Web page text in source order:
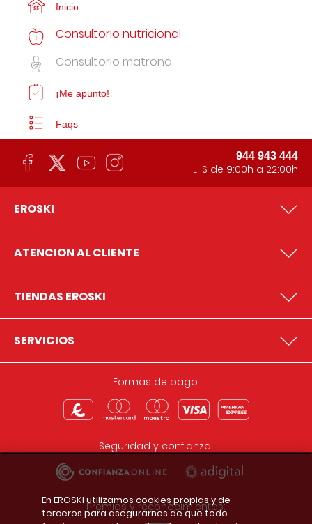
Inicio
Consultorio nutricional
Consultorio matrona
¡Me apunto!
Faqs
944 943 444
L-S de 9:00h a 22:00h
EROSKI
ATENCION AL CLIENTE
TIENDAS EROSKI
SERVICIOS
Formas de pago:
Seguridad y confianza:
Premios y reconocimientos:
En EROSKI utilizamos cookies propias y de
terceros para asegurarnos de que todo